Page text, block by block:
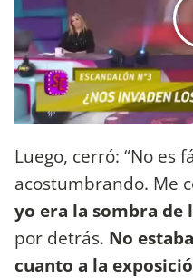
Luego, cerró: “No es
acostumbrando. Me
yo era la sombra de
por detrás. No
cuanto a la